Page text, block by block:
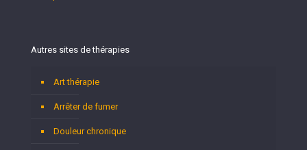
Autres sites de thérapies
Art thérapie
Arrêter de fumer
Douleur chronique